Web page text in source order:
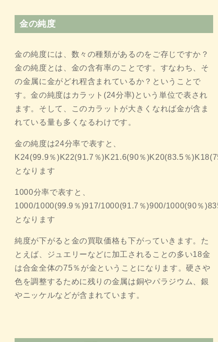
金の純度
金の純度には、数々の種類があるのをご存じですか？
金の純度とは、金の含有率のことです。すなわち、そ
の金属に金がどれ程含まれているか？ということで
す。金の純度はカラット(24分率)という単位で表され
ます。そして、このカラットが大きくなれば金が含ま
れている量も多くなるわけです。
金の純度は24分率で表すと、
K24(99.9％)K22(91.7％)K21.6(90％)K20(83.5％
となります
1000分率で表すと、
1000/1000(99.9％)917/1000(91.7％)900/1000(90％
となります
純度が下がると金の買取価格も下がっていきます。た
とえば、ジュエリーなどに加工されることの多い18金
は合金全体の75％が金ということになります。硬さや
色を調整するために残りの金属は銅やパラジウム、銀
やニッケルなどが含まれています。